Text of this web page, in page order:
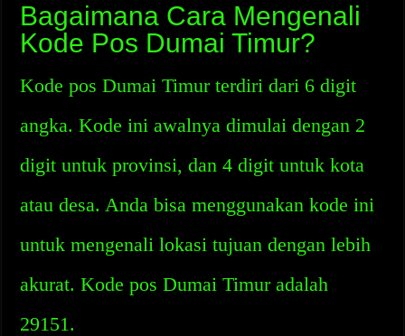
Bagaimana Cara Mengenali
Kode Pos Dumai Timur?
Kode pos Dumai Timur terdiri dari 6 digit
angka. Kode ini awalnya dimulai dengan 2
digit untuk provinsi, dan 4 digit untuk kota
atau desa. Anda bisa menggunakan kode ini
untuk mengenali lokasi tujuan dengan lebih
akurat. Kode pos Dumai Timur adalah
29151.